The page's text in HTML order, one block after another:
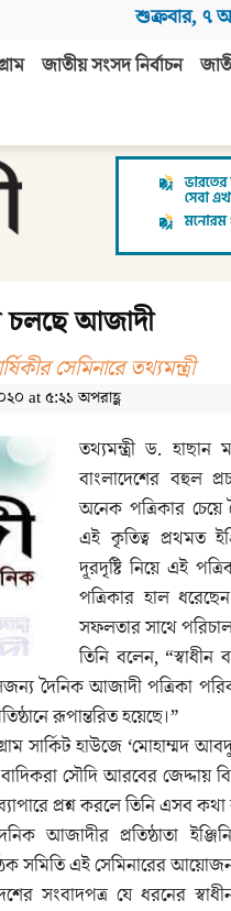
শুক্রবার, ৭
জাতীয় সংসদ নির্বাচন
চলছে আজাদী
সেমিনারে তথ্যমন্ত্রী
at ৫:২১ অপরাহ্ণ
তথ্যমন্ত্রী ড.
বাংলাদেশের বহুল
অনেক পত্রিকার চেয়ে
এই কৃতিত্ব প্রথমত
দূরদৃষ্টি নিয়ে এই
পত্রিকার হাল
সফলতার সাথে
তিনি বলেন, “স্বাধীন
দৈনিক আজাদী পত্রিকা
রূপান্তরিত হয়েছে।”
সার্কিট হাউজে ‘মোহাম্মদ
সৌদি আরবের জেদ্দায়
প্রশ্ন করলে তিনি এসব কথা
আজাদীর প্রতিষ্ঠাতা
সমিতি এই সেমিনারের
সংবাদপত্র যে ধরনের